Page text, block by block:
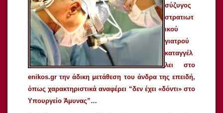
σύζυγος
στρατιωτ
ικού
γιατρού
καταγγέλ
λει στο
enikos.gr την άδικη μετάθεση του άνδρα της επειδή,
όπως χαρακτηριστικά αναφέρει “δεν έχει «δόντι» στο
Υπουργείο Άμυνας”…